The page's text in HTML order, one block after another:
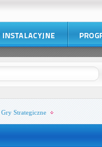
Gry Strategiczne